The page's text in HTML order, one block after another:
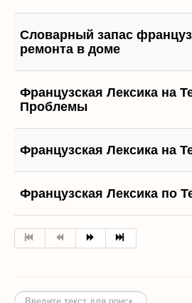
Словарный запас
ремонта в доме
Французская Лексика на
Проблемы
Французская Лексика на
Французская Лексика по
Искать...